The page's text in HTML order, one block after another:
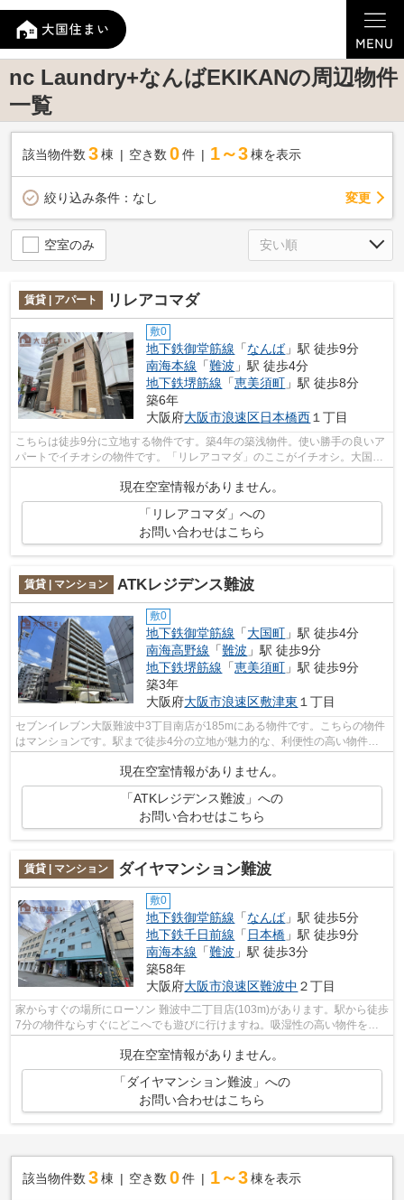
nc Laundry+なんばEKIKANの周辺物件
一覧
該当物件数 3棟 空き数 0 件 1～3 棟を表示
絞り込み条件： なし 変更
空室のみ
賃貸 | アパート リレアコマダ
敷0
地下鉄御堂筋線 「なんば」駅 徒歩9分
南海本線 「難波 」駅 徒歩4分
地下鉄堺筋線 「恵美須町 」駅 徒歩8分
築6年
大阪府大阪市浪速区日本橋西１丁目
こちらは徒歩9分に立地する物件です。築4年の築浅物件。使い勝手の良いア
パートでイチオシの物件です。「リレアコマダ」のここがイチオシ。大国住
現在空室情報がありません。
「リレアコマダ」への
お問い合わせはこちら
賃貸 | マンション ATKレジデンス難波
敷0
地下鉄御堂筋線 「大国町 」駅 徒歩4分
南海高野線 「難波 」駅 徒歩9分
地下鉄堺筋線 「恵美須町 」駅 徒歩9分
築3年
大阪府大阪市浪速区敷津東 １丁目
セブンイレブン大阪難波中3丁目南店が185mにある物件です。こちらの物件
はマンションです。駅まで徒歩4分の立地が魅力的な、利便性の高い物件で
す。共用部には敷地内ごみ置き場・エレ...
現在空室情報がありません。
「ATKレジデンス難波」への
お問い合わせはこちら
賃貸 | マンション ダイヤマンション難波
敷0
地下鉄御堂筋線 「なんば」駅 徒歩5分
地下鉄千日前線 「日本橋 」駅 徒歩9分
南海本線 「難波 」駅 徒歩3分
築58年
大阪府大阪市浪速区難波中 ２丁目
家からすぐの場所にローソン 難波中二丁目店(103m)があります。駅から徒歩
7分の物件ならすぐにどこへでも遊びに行けますね。吸湿性の高い物件を選
現在空室情報がありません。
「ダイヤマンション難波」への
お問い合わせはこちら
該当物件数 3棟 空き数 0 件 1～3 棟を表示